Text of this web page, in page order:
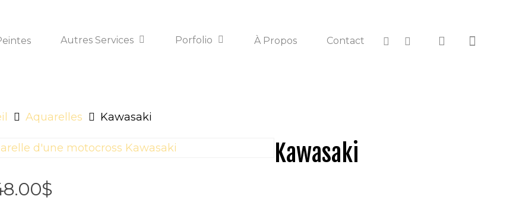
Autres Services Porfolio À Propos Contact
Aquarelles Kawasaki
Kawasaki
$